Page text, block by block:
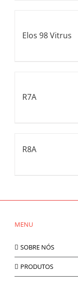
Elos 98 Vitrus
R7A
R8A
MENU
SOBRE NÓS
PRODUTOS